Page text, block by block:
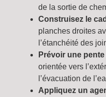
de la sortie de
Construisez le
planches droites
l’étanchéité des
Prévoir une
orientée vers
l’évacuation de
Appliquez un